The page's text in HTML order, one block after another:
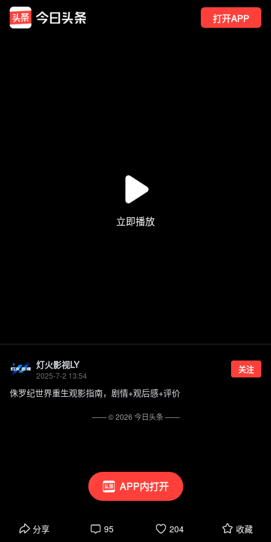
打开APP
APP内打开
灯火影视LY
2025-7-2 13:54
关注
侏罗纪世界重生观影指南，剧情+观后感+评价
分享 95 204 收藏
—— ©2026 今日头条——